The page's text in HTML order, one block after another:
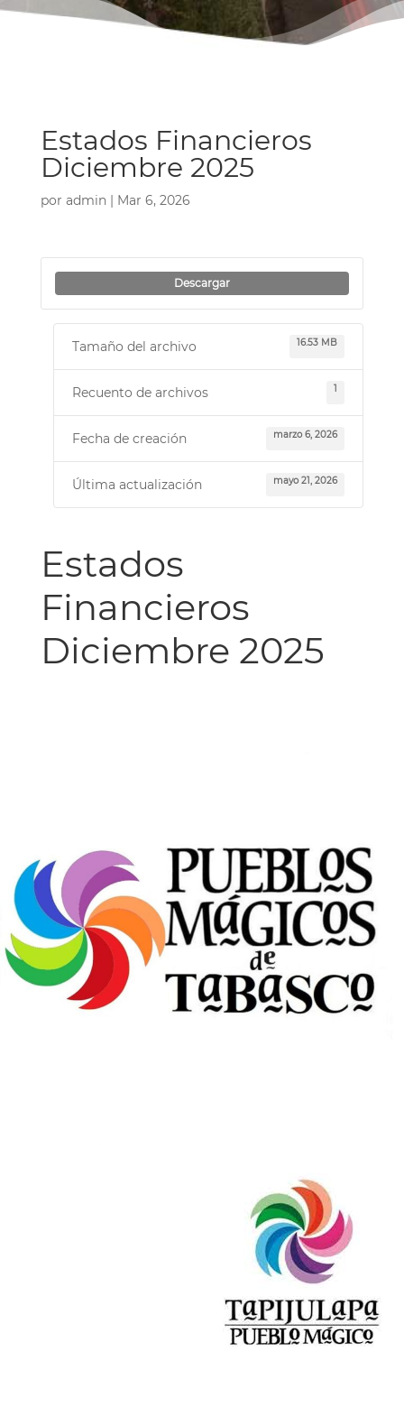
Estados Financieros
Diciembre 2025
por admin| Mar 6, 2026
Descargar
Tamaño del archivo 16.53 MB
Recuento de archivos 1
Fecha de creación marzo 6, 2026
Última actualización mayo 21, 2026
Estados
Financieros
Diciembre 2025